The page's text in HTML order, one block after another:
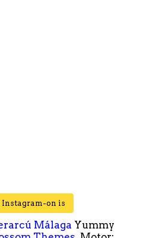
Instagram-on is
Málaga Yummy